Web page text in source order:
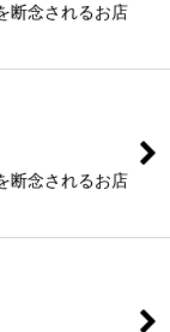
断念されるお店
断念されるお店